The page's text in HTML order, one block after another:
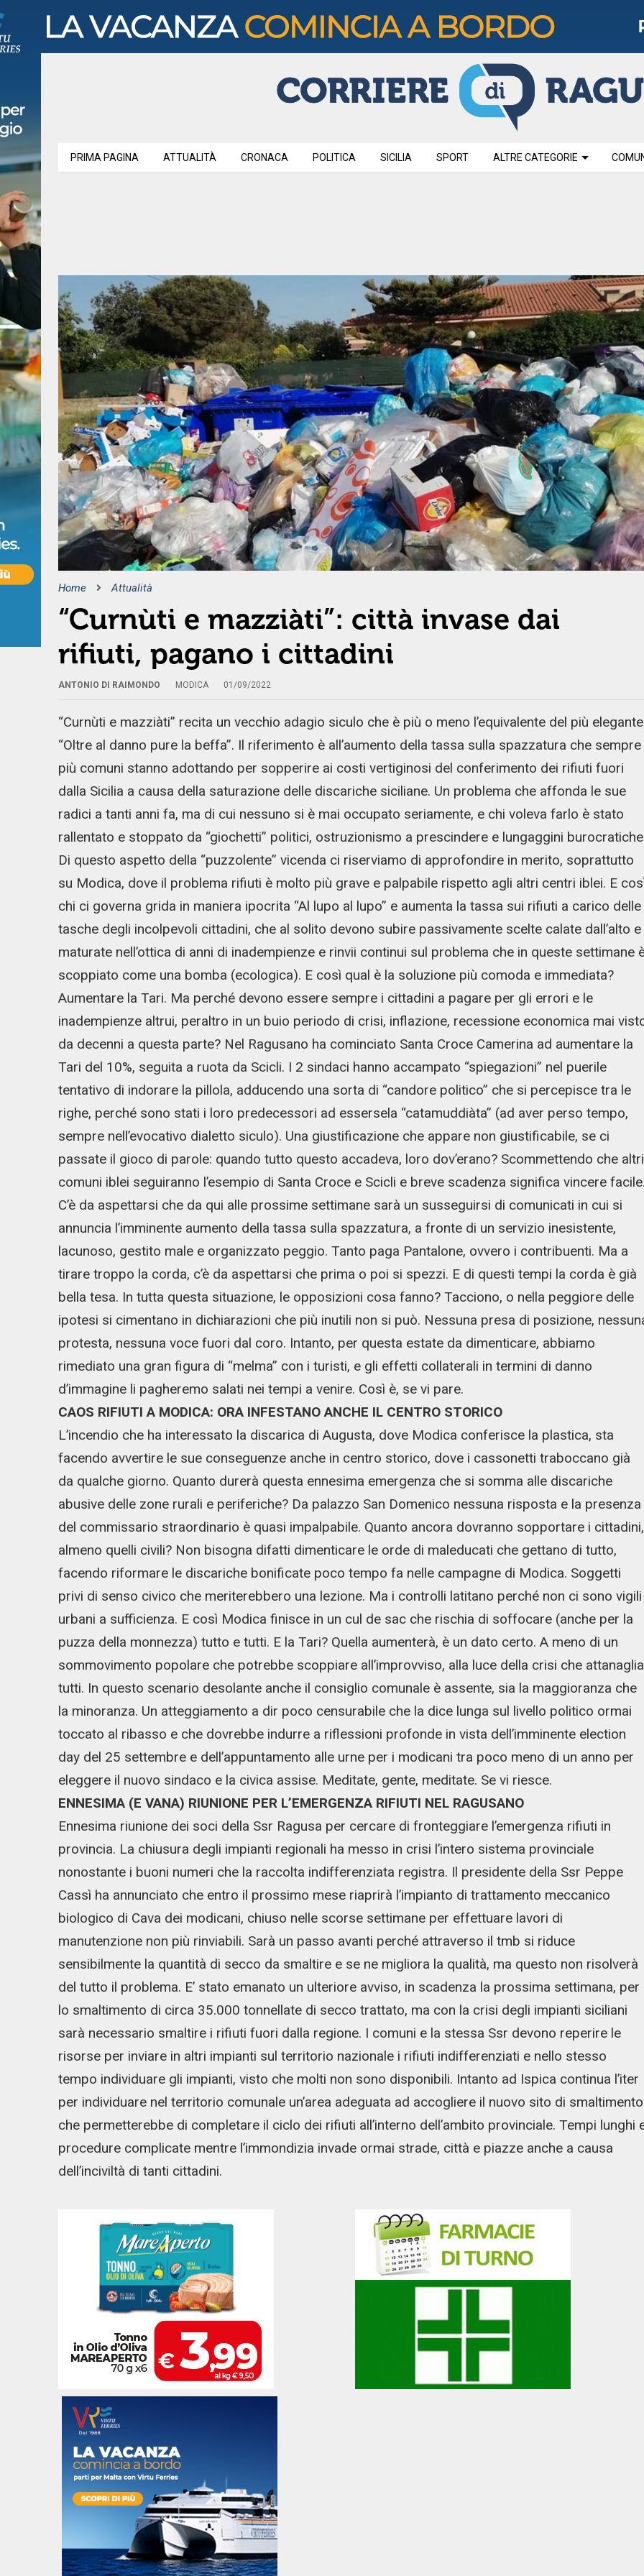
PRIMA PAGINA ATTUALITÀ CRONACA POLITICA SICILIA SPORT ALTRE CATEGORIE
Home Attualità
“Curnùti e mazziàti”: città invase dai
rifiuti, pagano i cittadini
ANTONIO DI RAIMONDO MODICA 01/09/2022
“Curnùti e mazziàti” recita un vecchio adagio siculo che è più o meno l’equivalente del più elegante
“Oltre al danno pure la beffa”. Il riferimento è all’aumento della tassa sulla spazzatura che sempre
più comuni stanno adottando per sopperire ai costi vertiginosi del conferimento dei rifiuti fuori
dalla Sicilia a causa della saturazione delle discariche siciliane. Un problema che affonda le sue
radici a tanti anni fa, ma di cui nessuno si è mai occupato seriamente, e chi voleva farlo è stato
rallentato e stoppato da “giochetti” politici, ostruzionismo a prescindere e lungaggini
Di questo aspetto della “puzzolente” vicenda ci riserviamo di approfondire in merito, soprattutto
su Modica, dove il problema rifiuti è molto più grave e palpabile rispetto agli altri centri iblei. E
chi ci governa grida in maniera ipocrita “Al lupo al lupo” e aumenta la tassa sui rifiuti a carico delle
tasche degli incolpevoli cittadini, che al solito devono subire passivamente scelte calate dall’alto e
maturate nell’ottica di anni di inadempienze e rinvii continui sul problema che in queste settimane
scoppiato come una bomba (ecologica). E così qual è la soluzione più comoda e immediata?
Aumentare la Tari. Ma perché devono essere sempre i cittadini a pagare per gli errori e le
inadempienze altrui, peraltro in un buio periodo di crisi, inflazione, recessione economica mai
da decenni a questa parte? Nel Ragusano ha cominciato Santa Croce Camerina ad aumentare la
Tari del 10%, seguita a ruota da Scicli. I 2 sindaci hanno accampato “spiegazioni” nel puerile
tentativo di indorare la pillola, adducendo una sorta di “candore politico” che si percepisce tra le
righe, perché sono stati i loro predecessori ad essersela “catamuddiàta” (ad aver perso tempo,
sempre nell’evocativo dialetto siculo). Una giustificazione che appare non giustificabile, se ci
passate il gioco di parole: quando tutto questo accadeva, loro dov’erano? Scommettendo che altri
comuni iblei seguiranno l’esempio di Santa Croce e Scicli e breve scadenza significa vincere
C’è da aspettarsi che da qui alle prossime settimane sarà un susseguirsi di comunicati in cui si
annuncia l’imminente aumento della tassa sulla spazzatura, a fronte di un servizio inesistente,
lacunoso, gestito male e organizzato peggio. Tanto paga Pantalone, ovvero i contribuenti. Ma a
tirare troppo la corda, c’è da aspettarsi che prima o poi si spezzi. E di questi tempi la corda è già
bella tesa. In tutta questa situazione, le opposizioni cosa fanno? Tacciono, o nella peggiore delle
ipotesi si cimentano in dichiarazioni che più inutili non si può. Nessuna presa di posizione,
protesta, nessuna voce fuori dal coro. Intanto, per questa estate da dimenticare, abbiamo
rimediato una gran figura di “melma” con i turisti, e gli effetti collaterali in termini di danno
d’immagine li pagheremo salati nei tempi a venire. Così è, se vi pare.
CAOS RIFIUTI A MODICA: ORA INFESTANO ANCHE IL CENTRO STORICO
L’incendio che ha interessato la discarica di Augusta, dove Modica conferisce la plastica, sta
facendo avvertire le sue conseguenze anche in centro storico, dove i cassonetti traboccano già
da qualche giorno. Quanto durerà questa ennesima emergenza che si somma alle discariche
abusive delle zone rurali e periferiche? Da palazzo San Domenico nessuna risposta e la presenza
del commissario straordinario è quasi impalpabile. Quanto ancora dovranno sopportare i cittadini,
almeno quelli civili? Non bisogna difatti dimenticare le orde di maleducati che gettano di tutto,
facendo riformare le discariche bonificate poco tempo fa nelle campagne di Modica. Soggetti
privi di senso civico che meriterebbero una lezione. Ma i controlli latitano perché non ci sono vigili
urbani a sufficienza. E così Modica finisce in un cul de sac che rischia di soffocare (anche per la
puzza della monnezza) tutto e tutti. E la Tari? Quella aumenterà, è un dato certo. A meno di un
sommovimento popolare che potrebbe scoppiare all’improvviso, alla luce della crisi che attanaglia
tutti. In questo scenario desolante anche il consiglio comunale è assente, sia la maggioranza che
la minoranza. Un atteggiamento a dir poco censurabile che la dice lunga sul livello politico ormai
toccato al ribasso e che dovrebbe indurre a riflessioni profonde in vista dell’imminente election
day del 25 settembre e dell’appuntamento alle urne per i modicani tra poco meno di un anno per
eleggere il nuovo sindaco e la civica assise. Meditate, gente, meditate. Se vi riesce.
ENNESIMA (E VANA) RIUNIONE PER L’EMERGENZA RIFIUTI NEL RAGUSANO
Ennesima riunione dei soci della Ssr Ragusa per cercare di fronteggiare l’emergenza rifiuti in
provincia. La chiusura degli impianti regionali ha messo in crisi l’intero sistema provinciale
nonostante i buoni numeri che la raccolta indifferenziata registra. Il presidente della Ssr Peppe
Cassì ha annunciato che entro il prossimo mese riaprirà l’impianto di trattamento meccanico
biologico di Cava dei modicani, chiuso nelle scorse settimane per effettuare lavori di
manutenzione non più rinviabili. Sarà un passo avanti perché attraverso il tmb si riduce
sensibilmente la quantità di secco da smaltire e se ne migliora la qualità, ma questo non risolverà
del tutto il problema. E’ stato emanato un ulteriore avviso, in scadenza la prossima settimana, per
lo smaltimento di circa 35.000 tonnellate di secco trattato, ma con la crisi degli impianti siciliani
sarà necessario smaltire i rifiuti fuori dalla regione. I comuni e la stessa Ssr devono reperire le
risorse per inviare in altri impianti sul territorio nazionale i rifiuti indifferenziati e nello stesso
tempo individuare gli impianti, visto che molti non sono disponibili. Intanto ad Ispica continua l’iter
per individuare nel territorio comunale un’area adeguata ad accogliere il nuovo sito di smaltimento
che permetterebbe di completare il ciclo dei rifiuti all’interno dell’ambito provinciale. Tempi lunghi
procedure complicate mentre l’immondizia invade ormai strade, città e piazze anche a causa
dell’inciviltà di tanti cittadini.